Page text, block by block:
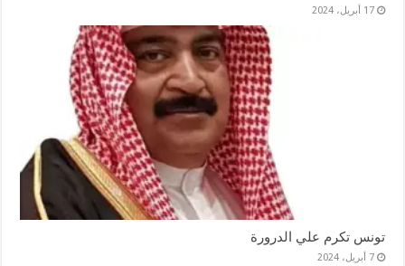
17 أبريل، 2024
تونس تكرم علي الدرورة
7 أبريل، 2024